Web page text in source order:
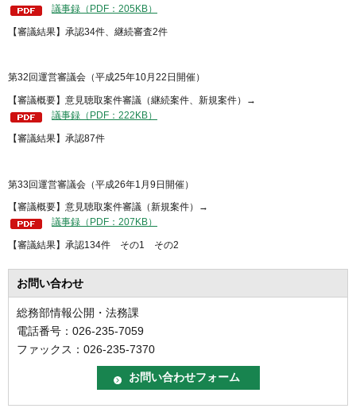
議事録（PDF：205KB）
【審議結果】承認34件、継続審査2件
第32回運営審議会（平成25年10月22日開催）
【審議概要】意見聴取案件審議（継続案件、新規案件）→
議事録（PDF：222KB）
【審議結果】承認87件
第33回運営審議会（平成26年1月9日開催）
【審議概要】意見聴取案件審議（新規案件）→
議事録（PDF：207KB）
【審議結果】承認134件 その1 その2
お問い合わせ
総務部情報公開・法務課
電話番号：026-235-7059
ファックス：026-235-7370